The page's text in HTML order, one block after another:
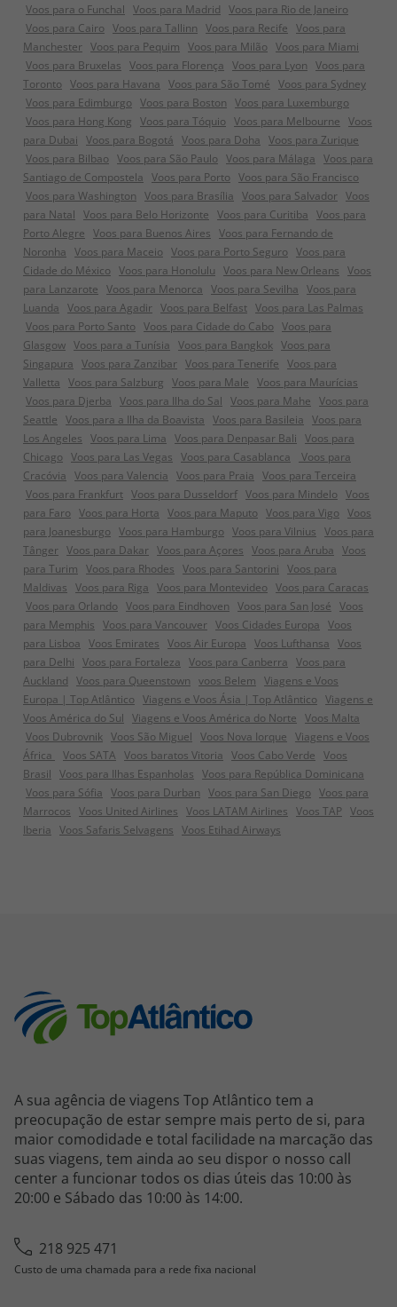
Voos para o Funchal Voos para Madrid Voos para Rio de Janeiro
Voos para Cairo Voos para Tallinn Voos para Recife Voos para
Manchester Voos para Pequim Voos para Milão Voos para Miami
Voos para Bruxelas Voos para Florença Voos para Lyon Voos para
Toronto Voos para Havana Voos para São Tomé Voos para Sydney
Voos para Edimburgo Voos para Boston Voos para Luxemburgo
Voos para Hong Kong Voos para Tóquio Voos para Melbourne Voos
para Dubai Voos para Bogotá Voos para Doha Voos para Zurique
Voos para Bilbao Voos para São Paulo Voos para Málaga Voos para
Santiago de Compostela Voos para Porto Voos para São Francisco
Voos para Washington Voos para Brasília Voos para Salvador Voos
para Natal Voos para Belo Horizonte Voos para Curitiba Voos para
Porto Alegre Voos para Buenos Aires Voos para Fernando de
Noronha Voos para Maceio Voos para Porto Seguro Voos para
Cidade do México Voos para Honolulu Voos para New Orleans Voos
para Lanzarote Voos para Menorca Voos para Sevilha Voos para
Luanda Voos para Agadir Voos para Belfast Voos para Las Palmas
Voos para Porto Santo Voos para Cidade do Cabo Voos para
Glasgow Voos para a Tunísia Voos para Bangkok Voos para
Singapura Voos para Zanzibar Voos para Tenerife Voos para
Valletta Voos para Salzburg Voos para Male Voos para Maurícias
Voos para Djerba Voos para Ilha do Sal Voos para Mahe Voos para
Seattle Voos para a Ilha da Boavista Voos para Basileia Voos para
Los Angeles Voos para Lima Voos para Denpasar Bali Voos para
Chicago Voos para Las Vegas Voos para Casablanca
Voos para
Cracóvia Voos para Valencia Voos para Praia Voos para Terceira
Voos para Frankfurt Voos para Dusseldorf Voos para Mindelo Voos
para Faro Voos para Horta Voos para Maputo Voos para Vigo Voos
para Joanesburgo Voos para Hamburgo Voos para Vilnius Voos para
Tânger Voos para Dakar Voos para Açores Voos para Aruba Voos
para Turim Voos para Rhodes Voos para Santorini Voos para
Maldivas Voos para Riga Voos para Montevideo Voos para Caracas
Voos para Orlando Voos para Eindhoven Voos para San José Voos
para Memphis Voos para Vancouver Voos Cidades Europa Voos
para Lisboa Voos Emirates Voos Air Europa Voos Lufthansa Voos
para Delhi Voos para Fortaleza Voos para Canberra Voos para
Auckland Voos para Queenstown voos Belem Viagens e Voos
Europa | Top Atlântico Viagens e Voos Ásia | Top Atlântico Viagens e
Voos América do Sul Viagens e Voos América do Norte Voos Malta
Voos Dubrovnik Voos São Miguel Voos Nova Iorque Viagens e Voos
África
Voos SATA Voos baratos Vitoria Voos Cabo Verde Voos
Brasil Voos para Ilhas Espanholas Voos para República Dominicana
Voos para Sófia Voos para Durban Voos para San Diego Voos para
Marrocos Voos United Airlines Voos LATAM Airlines Voos TAP Voos
Iberia Voos Safaris Selvagens Voos Etihad Airways
A sua agência de viagens Top Atlântico tem a
preocupação de estar sempre mais perto de si, para
maior comodidade e total facilidade na marcação das
suas viagens, tem ainda ao seu dispor o nosso call
center a funcionar todos os dias úteis das 10:00 às
20:00 e Sábado das 10:00 às 14:00.
218 925 471
Custo de uma chamada para a rede fixa nacional